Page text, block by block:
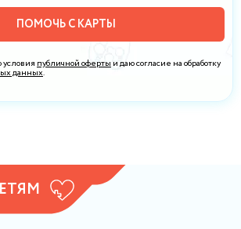
ПОМОЧЬ С КАРТЫ
публичной оферты и даю согласие на обработку
данных.